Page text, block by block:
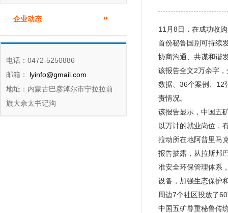
企业动态
电话：0472-5250886
邮箱：
lyinfo@gmail.com
地址：内蒙古巴彦淖尔市宁拉拉前
旗大佘太书记沟
11月8日，在成功收
首份秘鲁国别可持续
协商沟通、共谋和谐
该报告全文2万余字
数据、36个案例、12
责情况。
该报告显示，中国五
以万计的就业岗位，
拉动所在地阿普里马
报告披露，从拉斯邦
准安全环保管理体系
设备，加强生态保护
周边7个社区投放了
中国五矿尊重秘鲁传